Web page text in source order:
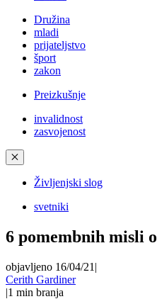
Družina
mladi
prijateljstvo
šport
zakon
Preizkušnje
invalidnost
zasvojenost
✕
Življenjski slog
svetniki
6 pomembnih misli
objavljeno 16/04/21 |
Cerith Gardiner
|1 min branja